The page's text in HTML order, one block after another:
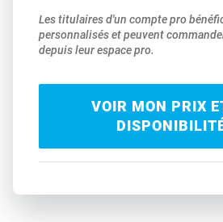
Les titulaires d'un compte pro
personnalisés et peuvent
depuis leur espace pro.
VOIR MON PRIX